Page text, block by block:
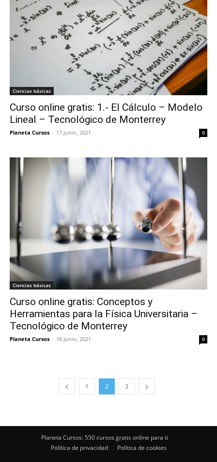
Ciencias básicas
Curso online gratis: 1.- El Cálculo – Modelo
Lineal – Tecnológico de Monterrey
Planeta Cursos - 17 junio, 2021 0
Ciencias básicas
Curso online gratis: Conceptos y
Herramientas para la Física Universitaria –
Tecnológico de Monterrey
Planeta Cursos - 16 junio, 2021 0
1 2 3
Planeta Cursos: 550 cursos gratis online para ti
Política de privacidad
Política de cookies